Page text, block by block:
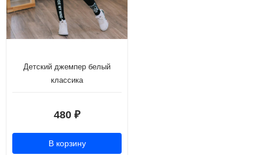
Детский джемпер белый
классика
480 ₽
В корзину